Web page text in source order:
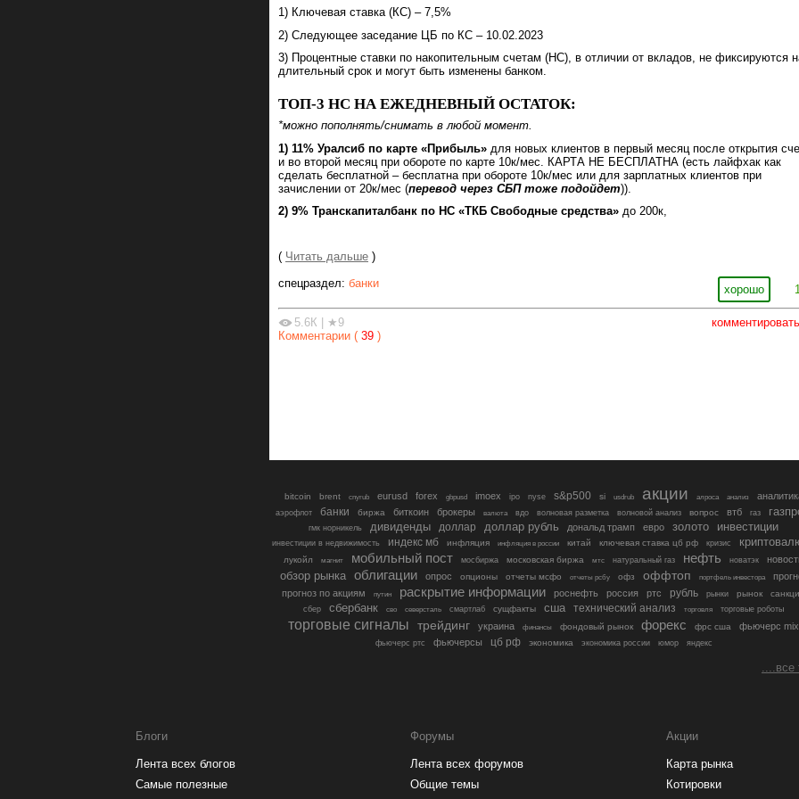
1) Ключевая ставка (КС) – 7,5%
2) Следующее заседание ЦБ по КС – 10.02.2023
3) Процентные ставки по накопительным счетам (НС), в отличии от вкладов, не фиксируются
длительный срок и могут быть изменены банком.
ТОП-3 НС НА ЕЖЕДНЕВНЫЙ ОСТАТОК:
*можно пополнять/снимать в любой момент.
1) 11% Уралсиб по карте «Прибыль» для новых клиентов в первый месяц после открытия
и во второй месяц при обороте по карте 10к/мес. КАРТА НЕ БЕСПЛАТНА (есть лайфхак как
сделать бесплатной – бесплатна при обороте 10к/мес или для зарплатных клиентов при
зачислении от 20к/мес (перевод через СБП тоже подойдет)).
2) 9% Транскапиталбанк по НС «ТКБ Свободные средства» до 200к,
( Читать дальше )
хорошо
спецраздел: банки
комментировать
5.6К
★9
Комментарии ( 39 )
bitcoin brent cnyrub eurusd forex gbpusd imoex ipo nyse s&p500 si usdrub акции алроса анализ
аэрофлот банки биржа биткоин брокеры валюта вдо волновая разметка волновой анализ вопрос втб газ
гмк норникель дивиденды доллар доллар рубль дональд трамп евро золото инвестиции
инвестиции в недвижимость индекс мб инфляция инфляция в россии китай ключевая ставка цб рф кризис
лукойл магнит мобильный пост мосбиржа московская биржа мтс натуральный газ нефть новатэк
обзор рынка облигации опрос опционы отчеты мсфо отчеты рсбу офз оффтоп портфель инвестора
прогноз по акциям
путин раскрытие информации роснефть россия ртс рубль рынки рынок
сбер сбербанк сво северсталь смартлаб сущфакты сша технический анализ торговля торговые роботы
торговые сигналы трейдинг украина финансы фондовый рынок форекс фрс сша фьючерс mix
фьючерс ртс фьючерсы цб рф экономика экономика россии юмор яндекс
....все
Блоги
Лента всех блогов
Самые полезные
Форумы
Лента всех форумов
Общие темы
Акции
Карта рынка
Котировки